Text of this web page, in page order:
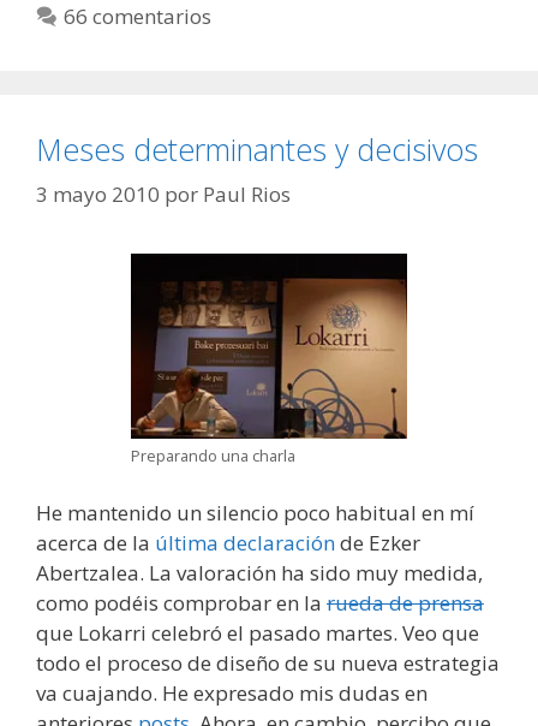
66 comentarios
Meses determinantes y decisivos
3 mayo 2010 por Paul Rios
Preparando una charla
He mantenido un silencio poco habitual en mí
acerca de la última declaraciónde Ezker
Abertzalea. La valoración ha sido muy medida,
como podéis comprobar en la rueda de prensa
que Lokarri celebró el pasado martes. Veo que
todo el proceso de diseño de su nueva estrategia
va cuajando. He expresado mis dudas en